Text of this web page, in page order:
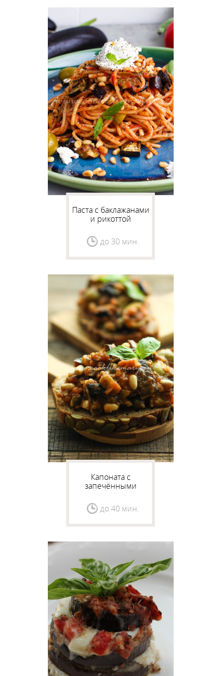
Паста с баклажанами
и рикоттой
до 30 мин.
Капоната с
запечёнными
до 40 мин.